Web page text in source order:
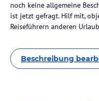
noch keine allgemeine
ist jetzt gefragt. Hilf mit,
Reiseführern anderen
Beschreibung